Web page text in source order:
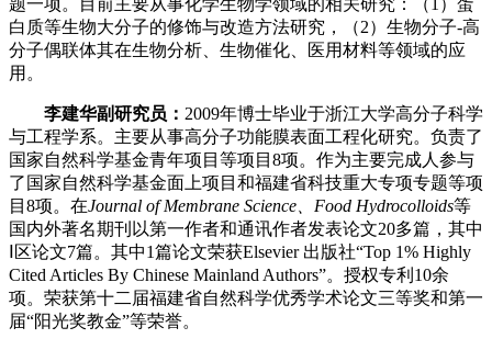
白质等生物大分子的修饰与改造方法研究，（2）生物分子-高
分子偶联体其在生物分析、生物催化、医用材料等领域的应
用。
李建华副研究员： 2009年博士毕业于浙江大学高分子科学
与工程学系。主要从事高分子功能膜表面工程化研究。负责了
国家自然科学基金青年项目等项目8项。作为主要完成人参与
了国家自然科学基金面上项目和福建省科技重大专项专题等项
目8项。在Journal of Membrane Science、Food Hydrocolloids等
国内外著名期刊以第一作者和通讯作者发表论文20多篇，其中
Ⅰ区论文7篇。其中1篇论文荣获Elsevier 出版社“Top 1% Highly
Cited Articles By Chinese Mainland Authors”。授权专利10余
项。荣获第十二届福建省自然科学优秀学术论文三等奖和第一
届“阳光奖教金”等荣誉。